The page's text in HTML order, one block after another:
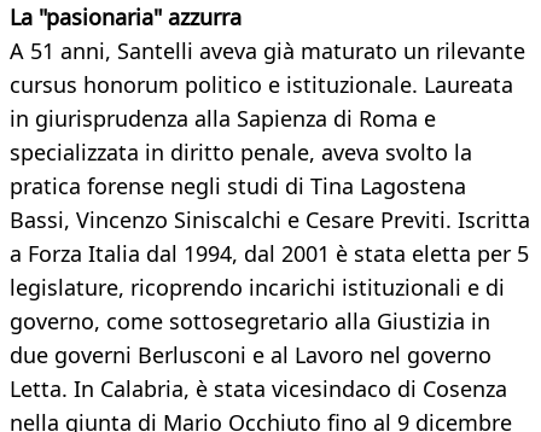
La "pasionaria" azzurra
A 51 anni, Santelli aveva già maturato un rilevante
cursus honorum politico e istituzionale. Laureata
in giurisprudenza alla Sapienza di Roma e
specializzata in diritto penale, aveva svolto la
pratica forense negli studi di Tina Lagostena
Bassi, Vincenzo Siniscalchi e Cesare Previti. Iscritta
a Forza Italia dal 1994, dal 2001 è stata eletta per 5
legislature, ricoprendo incarichi istituzionali e di
governo, come sottosegretario alla Giustizia in
due governi Berlusconi e al Lavoro nel governo
Letta. In Calabria, è stata vicesindaco di Cosenza
nella giunta di Mario Occhiuto fino al 9 dicembre